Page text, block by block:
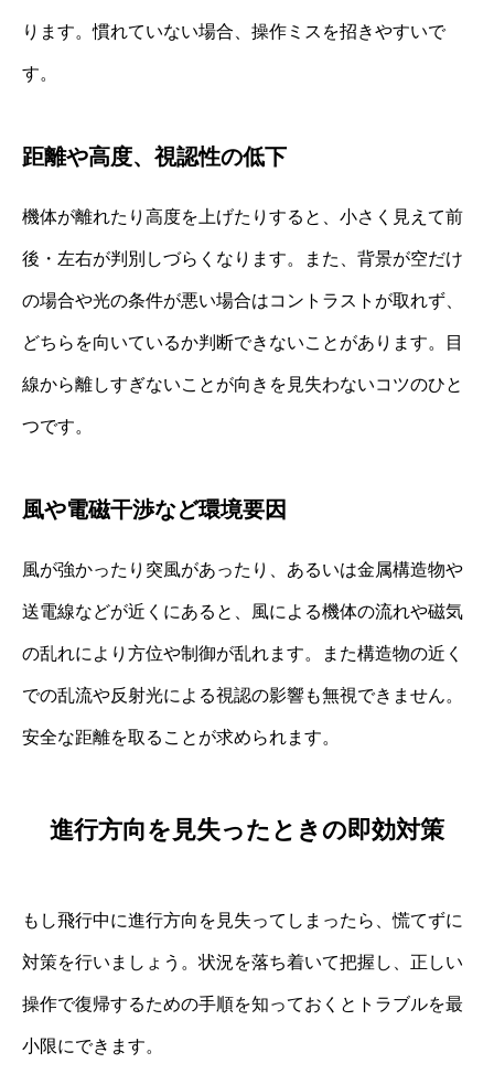
ります。慣れていない場合、操作ミスを招きやすいで
す。
距離や高度、視認性の低下
機体が離れたり高度を上げたりすると、小さく見えて前
後・左右が判別しづらくなります。また、背景が空だけ
の場合や光の条件が悪い場合はコントラストが取れず、
どちらを向いているか判断できないことがあります。目
線から離しすぎないことが向きを見失わないコツのひと
つです。
風や電磁干渉など環境要因
風が強かったり突風があったり、あるいは金属構造物や
送電線などが近くにあると、風による機体の流れや磁気
の乱れにより方位や制御が乱れます。また構造物の近く
での乱流や反射光による視認の影響も無視できません。
安全な距離を取ることが求められます。
進行方向を見失ったときの即効対策
もし飛行中に進行方向を見失ってしまったら、慌てずに
対策を行いましょう。状況を落ち着いて把握し、正しい
操作で復帰するための手順を知っておくとトラブルを最
小限にできます。